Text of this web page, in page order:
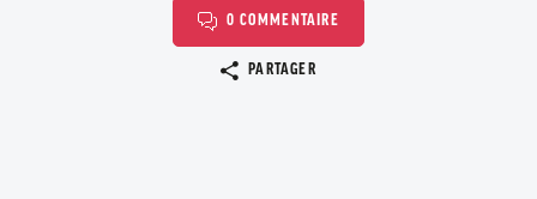
0 COMMENTAIRE
PARTAGER